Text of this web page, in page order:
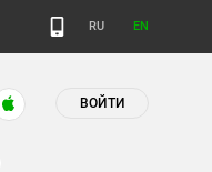
RU EN
ВОЙТИ